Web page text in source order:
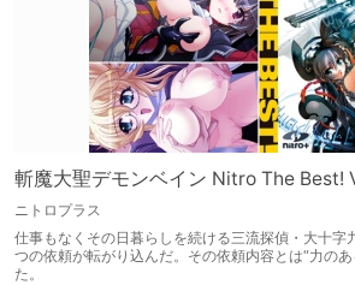
斬魔大聖デモンベイン Nitro The Best!
ニトロプラス
仕事もなくその日暮らしを続ける三流探偵・大十字
つの依頼が転がり込んだ。その依頼内容とは“力の
た。